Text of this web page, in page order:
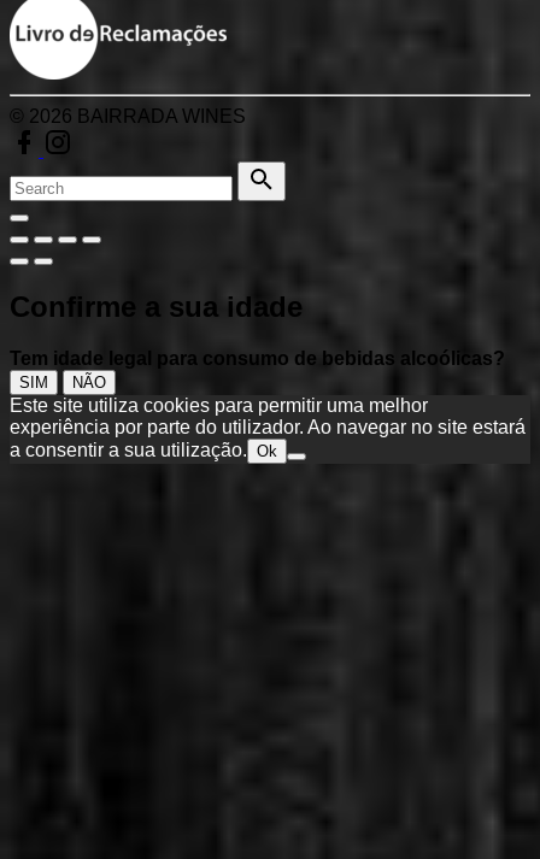
© 2026 BAIRRADA WINES
facebook
Search
to
top
Confirme a sua idade
Tem idade legal para consumo de bebidas alcoólicas?
SIM NÃO
Este site utiliza cookies para permitir uma melhor
experiência por parte do utilizador. Ao navegar no site estará
a consentir a sua utilização. Ok